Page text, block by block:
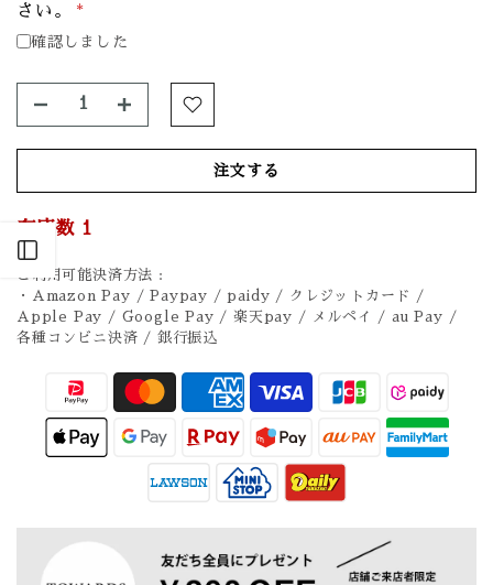
さい。
*
確認しました
注文する
在庫数 1
ご利用可能決済方法 :
・Amazon Pay / Paypay / paidy / クレジットカード /
Apple Pay / Google Pay / 楽天pay / メルペイ / au Pay /
各種コンビニ決済 / 銀行振込